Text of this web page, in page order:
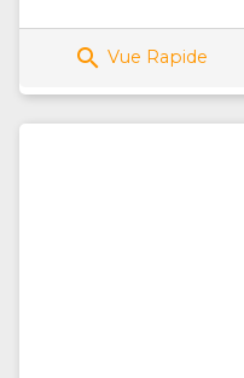
 Vue Rapide